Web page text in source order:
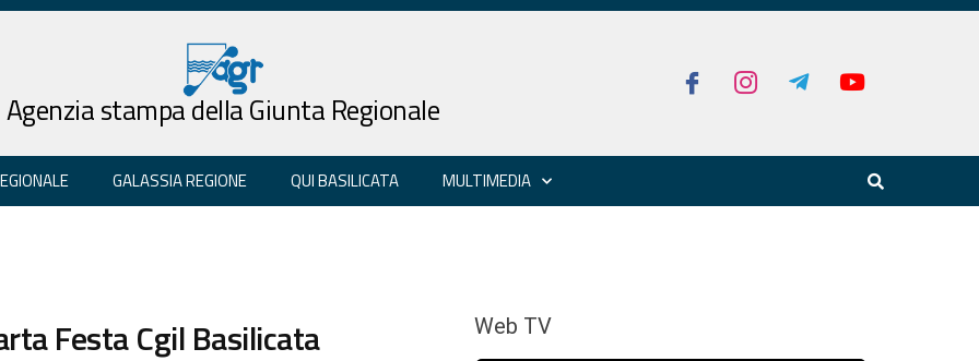
Agenzia stampa della Giunta Regionale
GALASSIA REGIONE QUI BASILICATA MULTIMEDIA
Festa Cgil Basilicata Web TV